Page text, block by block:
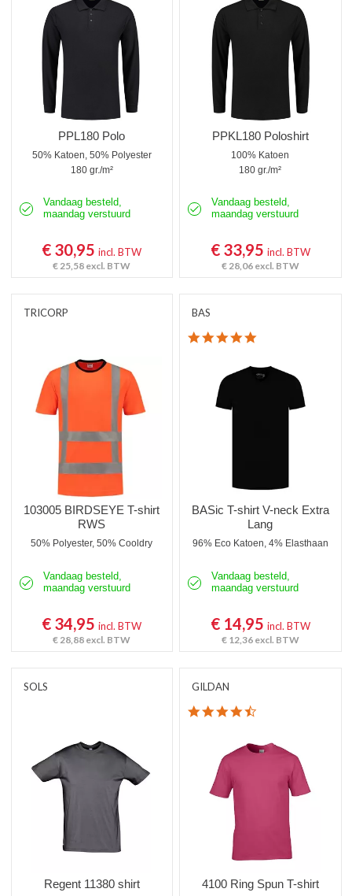
PPL180 Polo
50% Katoen, 50% Polyester
180 gr./m²
Vandaag besteld,
maandag verstuurd
€ 30,95incl. BTW
€ 25,58 excl. BTW
PPKL180 Poloshirt
100% Katoen
180 gr./m²
Vandaag besteld,
maandag verstuurd
€ 33,95 incl. BTW
€ 28,06 excl. BTW
TRICORP
103005 BIRDSEYE T-shirt
RWS
50% Polyester, 50% Cooldry
Vandaag besteld,
maandag verstuurd
€ 34,95incl. BTW
€ 28,88 excl. BTW
BAS
4.8 star rating
BASic T-shirt V-neck Extra
Lang
96% Eco Katoen, 4% Elasthaan
Vandaag besteld,
maandag verstuurd
€ 14,95 incl. BTW
€ 12,36 excl. BTW
SOLS
Regent 11380 shirt
GILDAN
4100 Ring Spun T-shirt